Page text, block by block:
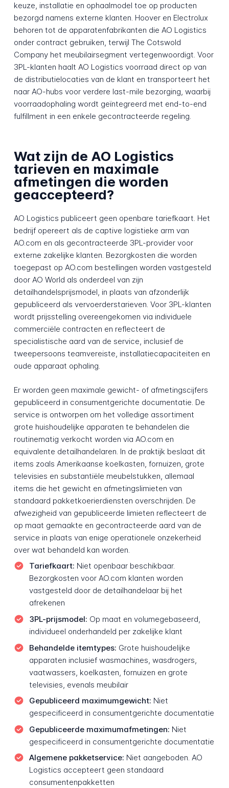
keuze, installatie en ophaalmodel toe op producten
bezorgd namens externe klanten. Hoover en Electrolux
behoren tot de apparatenfabrikanten die AO Logistics
onder contract gebruiken, terwijl The Cotswold
Company het meubilairsegment vertegenwoordigt. Voor
3PL-klanten haalt AO Logistics voorraad direct op van
de distributielocaties van de klant en transporteert het
naar AO-hubs voor verdere last-mile bezorging, waarbij
voorraadophaling wordt geïntegreerd met end-to-end
fulfillment in een enkele gecontracteerde regeling.
Wat zijn de AO Logistics
tarieven en maximale
afmetingen die worden
geaccepteerd?
AO Logistics publiceert geen openbare tariefkaart. Het
bedrijf opereert als de captive logistieke arm van
AO.com en als gecontracteerde 3PL-provider voor
externe zakelijke klanten. Bezorgkosten die worden
toegepast op AO.com bestellingen worden vastgesteld
door AO World als onderdeel van zijn
detailhandelsprijsmodel, in plaats van afzonderlijk
gepubliceerd als vervoerderstarieven. Voor 3PL-klanten
wordt prijsstelling overeengekomen via individuele
commerciële contracten en reflecteert de
specialistische aard van de service, inclusief de
tweepersoons teamvereiste, installatiecapaciteiten en
oude apparaat ophaling.
Er worden geen maximale gewicht- of afmetingscijfers
gepubliceerd in consumentgerichte documentatie. De
service is ontworpen om het volledige assortiment
grote huishoudelijke apparaten te behandelen die
routinematig verkocht worden via AO.com en
equivalente detailhandelaren. In de praktijk beslaat dit
items zoals Amerikaanse koelkasten, fornuizen, grote
televisies en substantiële meubelstukken, allemaal
items die het gewicht en afmetingslimieten van
standaard pakketkoerierdiensten overschrijden. De
afwezigheid van gepubliceerde limieten reflecteert de
op maat gemaakte en gecontracteerde aard van de
service in plaats van enige operationele onzekerheid
over wat behandeld kan worden.
Tariefkaart: Niet openbaar beschikbaar.
Bezorgkosten voor AO.com klanten worden
vastgesteld door de detailhandelaar bij het
afrekenen
3PL-prijsmodel: Op maat en volumegebaseerd,
individueel onderhandeld per zakelijke klant
Behandelde itemtypes: Grote huishoudelijke
apparaten inclusief wasmachines, wasdrogers,
vaatwassers, koelkasten, fornuizen en grote
televisies, evenals meubilair
Gepubliceerd maximumgewicht: Niet
gespecificeerd in consumentgerichte documentatie
Gepubliceerde maximumafmetingen: Niet
gespecificeerd in consumentgerichte documentatie
Algemene pakketservice: Niet aangeboden. AO
Logistics accepteert geen standaard
consumentenpakketten